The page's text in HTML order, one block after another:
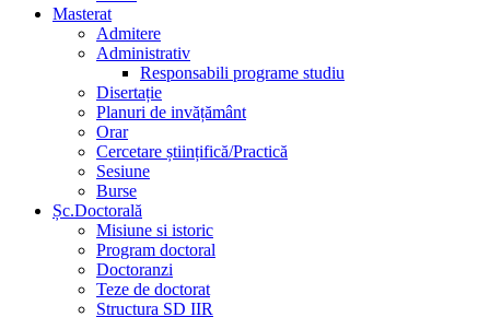
Masterat
Admitere
Administrativ
Responsabili programe studiu
Disertație
Planuri de invățământ
Orar
Cercetare științifică/Practică
Sesiune
Burse
Șc.Doctorală
Misiune si istoric
Program doctoral
Doctoranzi
Teze de doctorat
Structura SD IIR